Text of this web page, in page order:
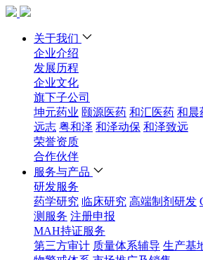
关于我们
企业介绍
发展历程
企业文化
旗下子公司
坤元药业 颐源医药 和汇医药 和晨
远志 粤和泽 和泽动保 和泽致远
荣誉资质
合作伙伴
服务与产品
研发服务
药学研究 临床研究 高端制剂研发
测服务 注册申报
MAH持证服务
第三方审计 质量体系辅导 生产基